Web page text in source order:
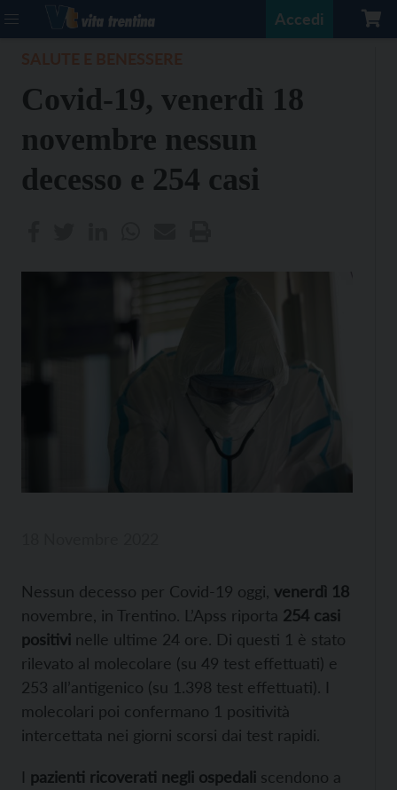
Accedi
Covid-19, venerdì 18
novembre nessun
decesso e 254 casi
Nessun decesso per Covid-19 oggi, venerdì 18
novembre, in Trentino. L’Apss riporta 254 casi
positivi nelle ultime 24 ore. Di questi 1 è stato
rilevato al molecolare (su 49 test effettuati) e
253 all’antigenico (su 1.398 test effettuati). I
molecolari poi confermano 1 positività
intercettata nei giorni scorsi dai test rapidi.
I pazienti ricoverati negli ospedali scendono a